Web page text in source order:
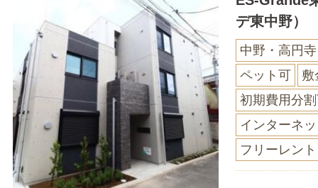
デ東中野）
中野・高円寺
ペット可
敷
初期費用分
インターネ
フリーレント